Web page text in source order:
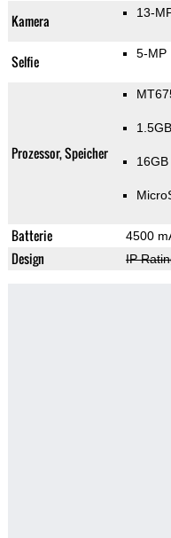
Kamera 13-
Selfie 5-MP
Prozessor, Speicher
Batterie 4500
Design IP